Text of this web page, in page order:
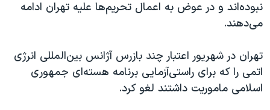
نبوده‌اند و در عوض به اعمال تحریم‌ها علیه تهران ادامه
می‌دهند.
تهران در شهریور اعتبار چند بازرس آژانس بین‌المللی انرژی
اتمی را که برای راستی‌آزمایی برنامه هسته‌ای جمهوری
اسلامی ماموریت داشتند لغو کرد.